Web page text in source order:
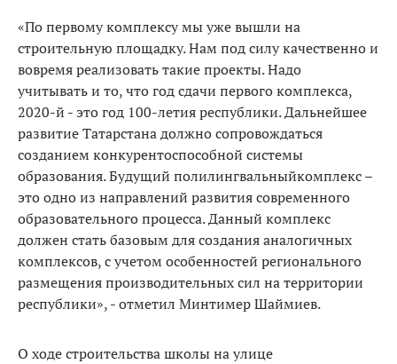
«По первому комплексу мы уже вышли на
строительную площадку. Нам под силу качественно и
вовремя реализовать такие проекты. Надо
учитывать и то, что год сдачи первого комплекса,
2020-й - это год 100-летия республики. Дальнейшее
развитие Татарстана должно сопровождаться
созданием конкурентоспособной системы
образования. Будущий полилингвальныйкомплекс –
это одно из направлений развития современного
образовательного процесса. Данный комплекс
должен стать базовым для создания аналогичных
комплексов, с учетом особенностей регионального
размещения производительных сил на территории
республики», - отметил Минтимер Шаймиев.
О ходе строительства школы на улице